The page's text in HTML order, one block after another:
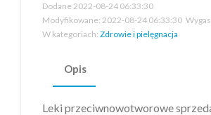
Dodane2022-08-24 06:33:30
Modyfikowane: 2022-08-24 06:33:30
W kategoriach: Zdrowie i pielęgnacja
Opis
Leki przeciwnowotworowe